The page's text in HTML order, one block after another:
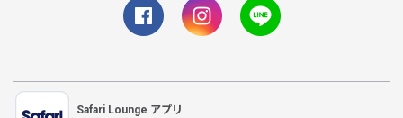
Safari Lounge アプリ